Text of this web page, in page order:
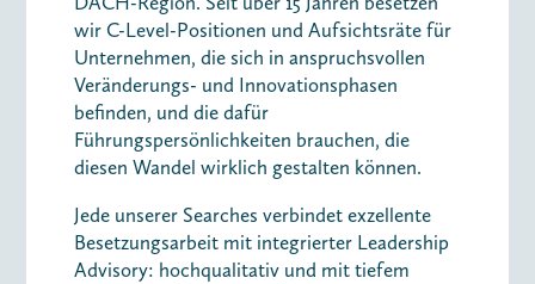
wir C-Level-Positionen und Aufsichtsräte für
Unternehmen, die sich in anspruchsvollen
Veränderungs- und Innovationsphasen
befinden, und die dafür
Führungspersönlichkeiten brauchen, die
diesen Wandel wirklich gestalten können.
Jede unserer Searches verbindet exzellente
Besetzungsarbeit mit integrierter Leadership
Advisory: hochqualitativ und mit tiefem